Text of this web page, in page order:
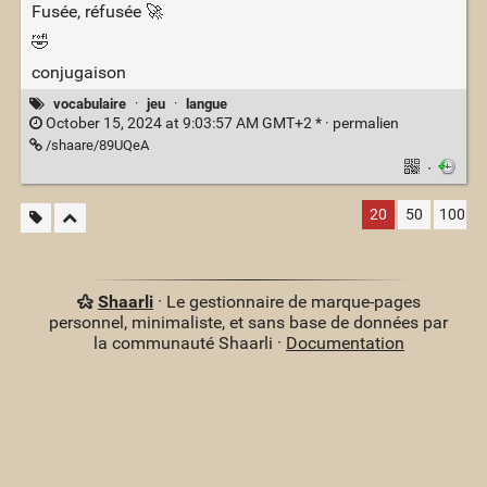
Fusée, réfusée 🚀
🤣
conjugaison
vocabulaire · jeu · langue
October 15, 2024 at 9:03:57 AM GMT+2 * · permalien
/shaare/89UQeA
·
20 50 100
Shaarli· Le gestionnaire de marque-pages
personnel, minimaliste, et sans base de données par
la communauté Shaarli · Documentation